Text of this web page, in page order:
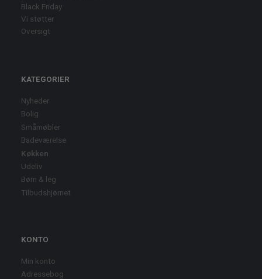
Black Friday
Vi støtter
Oversigt
KATEGORIER
Nyheder
Bolig
Småmøbler
Badeværelse
Køkken
Udeliv
Børn & leg
Tilbudshjørnet
KONTO
Min konto
Adressebog